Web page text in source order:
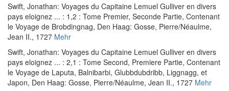
Swift, Jonathan: Voyages du Capitaine Lemuel Gulliver en divers
pays eloignez ... : 1,2 : Tome Premier, Seconde Partie, Contenant
le Voyage de Brobdingnag, Den Haag: Gosse, Pierre/Néaulme,
Jean II., 1727 Mehr
Swift, Jonathan: Voyages du Capitaine Lemuel Gulliver en divers
pays eloignez ... : 2,1 : Tome Second, Premiere Partie, Contenant
le Voyage de Laputa, Balnibarbi, Glubbdubdribb, Liggnagg, et
Japon, Den Haag: Gosse, Pierre/Néaulme, Jean II., 1727 Mehr